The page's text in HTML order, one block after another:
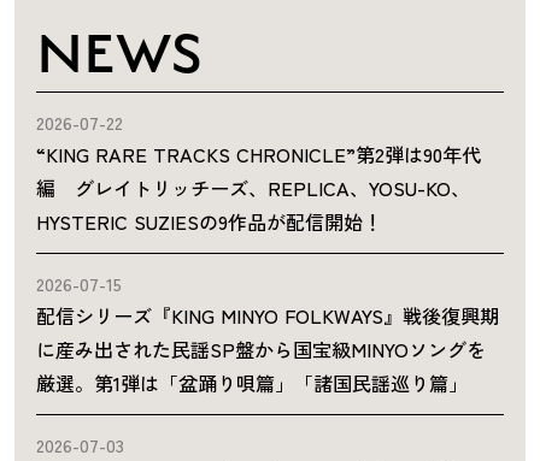
NEWS
2026-07-22
“KING RARE TRACKS CHRONICLE”第2弾は90年代
編 グレイトリッチーズ、REPLICA、YOSU-KO、
HYSTERIC SUZIESの9作品が配信開始！
2026-07-15
配信シリーズ『KING MINYO FOLKWAYS』戦後復興期
に産み出された民謡SP盤から国宝級MINYOソングを
厳選。第1弾は「盆踊り唄篇」「諸国民謡巡り篇」
2026-07-03